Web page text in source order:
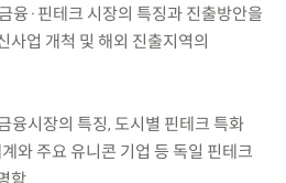
융·핀테크 시장의 특징과 진출방안을
사업 개척 및 해외 진출지역의
융시장의 특징, 도시별 핀테크 특화
와 주요 유니콘 기업 등 독일 핀테크
함.